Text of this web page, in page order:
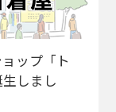
ップ「ト
しまし